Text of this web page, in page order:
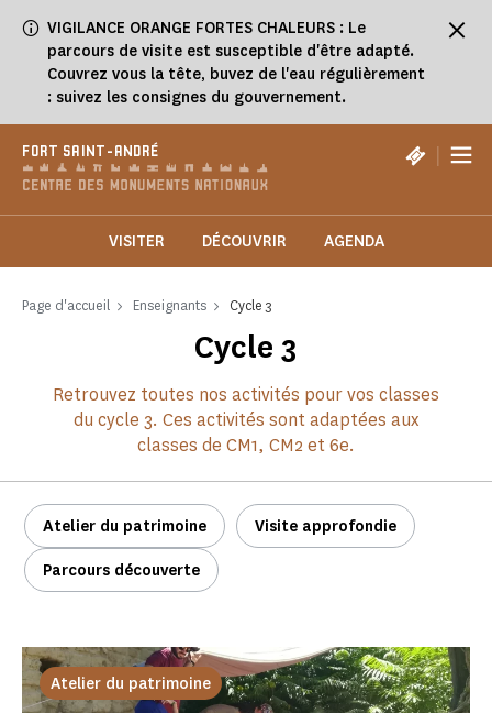
VIGILANCE ORANGE FORTES CHALEURS : Le
parcours de visite est susceptible d'être adapté.
Couvrez vous la tête, buvez de l'eau régulièrement
: suivez les consignes du gouvernement.
FORT SAINT-ANDRÉ |
VISITER DÉCOUVRIR AGENDA
Page d'accueil Enseignants Cycle 3
Cycle 3
Retrouvez toutes nos activités pour vos classes
du cycle 3. Ces activités sont adaptées aux
classes de CM1, CM2 et 6e.
Atelier du patrimoine Visite approfondie
Parcours découverte
Atelier du patrimoine